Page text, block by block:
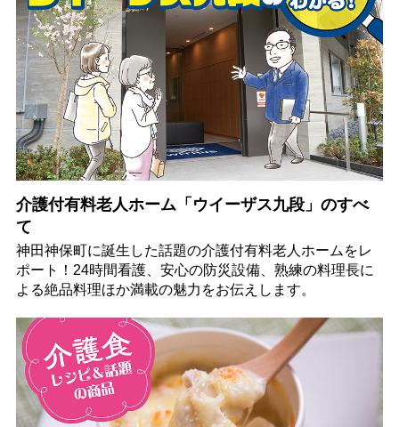
介護付有料老人ホーム「ウイーザス九段」のすべ
て
神田神保町に誕生した話題の介護付有料老人ホームをレ
ポート！24時間看護、安心の防災設備、熟練の料理長に
よる絶品料理ほか満載の魅力をお伝えします。